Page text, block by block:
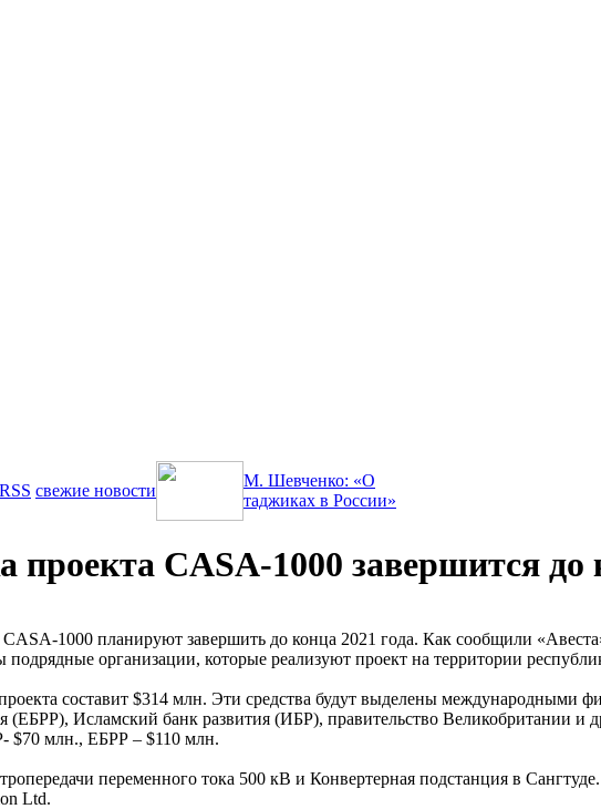
RSS свежие новости
М. Шевченко: «О
таджиках в России»
проекта CASA-1000 завершится до
1000 планируют завершить до конца 2021 года. Как сообщили
организации, которые реализуют проект на территории
составит $314 млн. Эти средства будут выделены международными
Исламский банк развития (ИБР), правительство Великобритании и
$70 млн., ЕБРР – $110 млн.
переменного тока 500 кВ и Конвертерная подстанция в
Ltd.